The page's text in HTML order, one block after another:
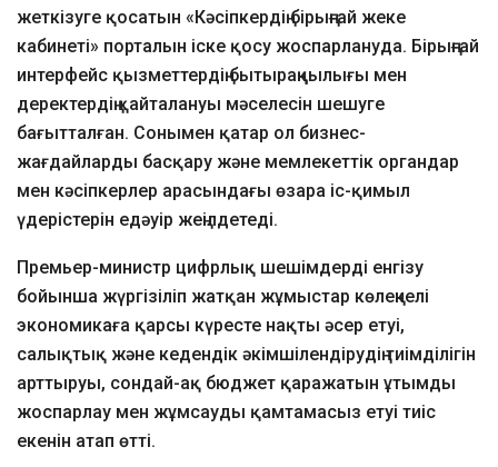
жеткізуге қосатын «Кәсіпкердің бірыңғай жеке
кабинеті» порталын іске қосу жоспарлануда. Бірыңғай
интерфейс қызметтердің бытыраңқылығы мен
деректердің қайталануы мәселесін шешуге
бағытталған. Сонымен қатар ол бизнес-
жағдайларды басқару және мемлекеттік органдар
мен кәсіпкерлер арасындағы өзара іс-қимыл
үдерістерін едәуір жеңілдетеді.
Премьер-министр цифрлық шешімдерді енгізу
бойынша жүргізіліп жатқан жұмыстар көлеңкелі
экономикаға қарсы күресте нақты әсер етуі,
салықтық және кедендік әкімшілендірудің тиімділігін
арттыруы, сондай-ақ бюджет қаражатын ұтымды
жоспарлау мен жұмсауды қамтамасыз етуі тиіс
екенін атап өтті.